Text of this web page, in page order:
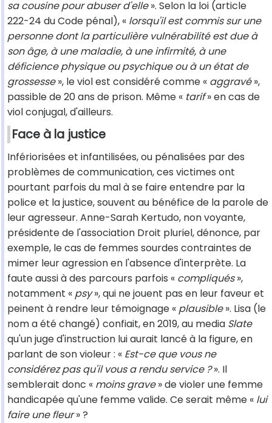
sa cousine pour abuser d'elle». Selon la loi (article
222-24 du Code pénal), « lorsqu'il est commis sur une
personne dont la particulière vulnérabilité est due à
son âge, à une maladie, à une infirmité, à une
déficience physique ou psychique ou à un état de
grossesse», le viol est considéré comme « aggravé»,
passible de 20 ans de prison. Même « tarif» en cas de
viol conjugal, d'ailleurs.
Face à la justice
Infériorisées et infantilisées, ou pénalisées par des
problèmes de communication, ces victimes ont
pourtant parfois du mal à se faire entendre par la
police et la justice, souvent au bénéfice de la parole de
leur agresseur. Anne-Sarah Kertudo, non voyante,
présidente de l'association Droit pluriel, dénonce, par
exemple, le cas de femmes sourdes contraintes de
mimer leur agression en l'absence d'interprète. La
faute aussi à des parcours parfois « compliqués»,
notamment « psy», qui ne jouent pas en leur faveur et
peinent à rendre leur témoignage « plausible». Lisa (le
nom a été changé) confiait, en 2019, au media Slate
qu'un juge d'instruction lui aurait lancé à la figure, en
parlant de son violeur : « Est-ce que vous ne
considérez pas qu'il vous a rendu service ?». Il
semblerait donc « moins grave» de violer une femme
handicapée qu'une femme valide. Ce serait même « lui
faire une fleur» ?